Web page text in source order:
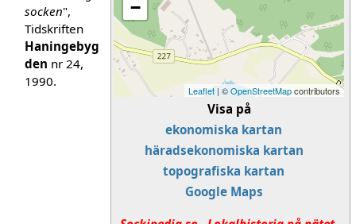
−
Leaflet | ©OpenStreetMapcontributors
Visa på
ekonomiska kartan
häradsekonomiska kartan
topografiska kartan
Google Maps
socken",
Tidskriften
Haningebyg
den nr 24,
1990.